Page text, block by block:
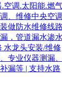
空调.太阳能.燃
、维修中央空调
做防水维修线
，管道漏水渗
水龙头安装/维修
专业仪器测漏
漏等 | 支持水路